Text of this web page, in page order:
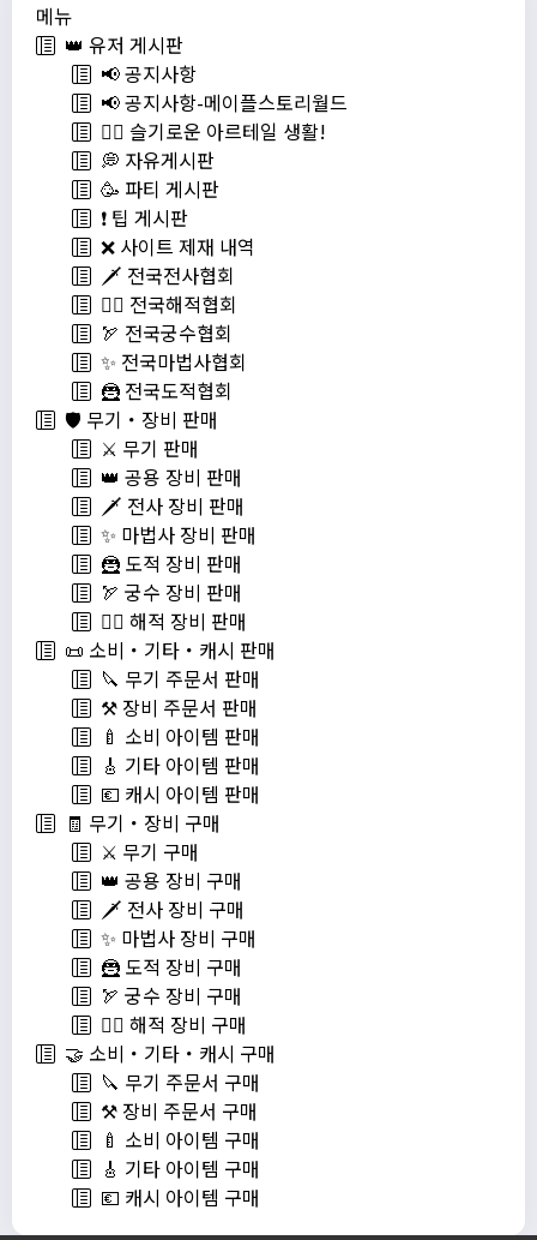
메뉴
👑 유저 게시판
📢 공지사항
📢 공지사항-메이플스토리월드
💁‍♂ 슬기로운 아르테일 생활!
💭 자유게시판
🥳 파티 게시판
❗️ 팁 게시판
❌ 사이트 제재 내역
🗡️ 전국전사협회
🏴‍☠️ 전국해적협회
🏹 전국궁수협회
✨ 전국마법사협회
🦹 전국도적협회
🛡️ 무기・장비 판매
⚔️ 무기 판매
👑 공용 장비 판매
🗡️ 전사 장비 판매
✨ 마법사 장비 판매
🦹 도적 장비 판매
🏹 궁수 장비 판매
🏴‍☠️ 해적 장비 판매
📜 소비・기타・캐시 판매
🔪 무기 주문서 판매
⚒️ 장비 주문서 판매
🍼 소비 아이템 판매
🎸 기타 아이템 판매
💶 캐시 아이템 판매
🧾 무기・장비 구매
⚔️ 무기 구매
👑 공용 장비 구매
🗡️ 전사 장비 구매
✨ 마법사 장비 구매
🦹 도적 장비 구매
🏹 궁수 장비 구매
🏴‍☠️ 해적 장비 구매
🤝 소비・기타・캐시 구매
🔪 무기 주문서 구매
⚒️ 장비 주문서 구매
🍼 소비 아이템 구매
🎸 기타 아이템 구매
💶 캐시 아이템 구매